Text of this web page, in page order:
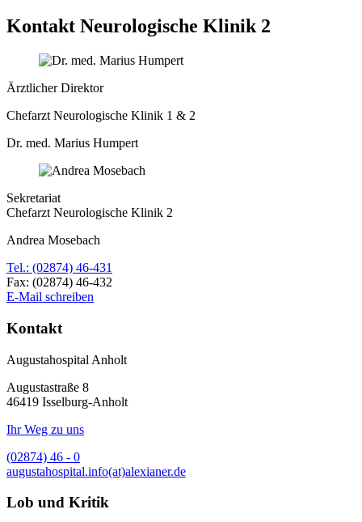
Kontakt Neurologische Klinik 2
Ärztlicher Direktor
Chefarzt Neurologische Klinik 1 & 2
Dr. med. Marius Humpert
Sekretariat
Chefarzt Neurologische Klinik 2
Andrea Mosebach
Tel.: (02874) 46-431
Fax: (02874) 46-432
E-Mail schreiben
Kontakt
Augustahospital Anholt
Augustastraße 8
46419 Isselburg-Anholt
Ihr Weg zu uns
(02874) 46 - 0
augustahospital.info(at)alexianer.de
Lob und Kritik